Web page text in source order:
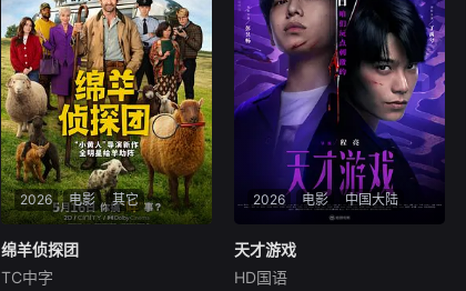
的圣地。
了女性喜剧史诗。
2026 电影 其它
绵羊侦探团
绵羊侦探团
TC中字
2026 电影 中国大陆
天才游戏
彭昱畅
天才游戏
HD国语